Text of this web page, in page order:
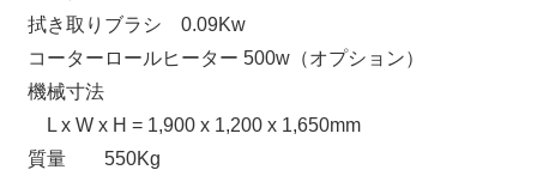
拭き取りブラシ 0.09Kw
コーターロールヒーター 500w（オプション）
機械寸法
L x W x H = 1,900 x 1,200 x 1,650mm
質量 550Kg